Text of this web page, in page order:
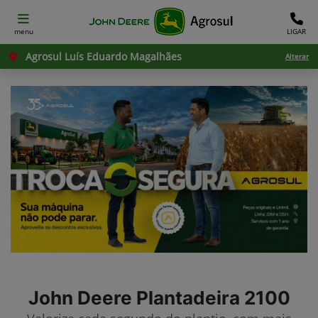
menu LIGAR
Agrosul Luís Eduardo Magalhães Alterar
John Deere Plantadeira 2100